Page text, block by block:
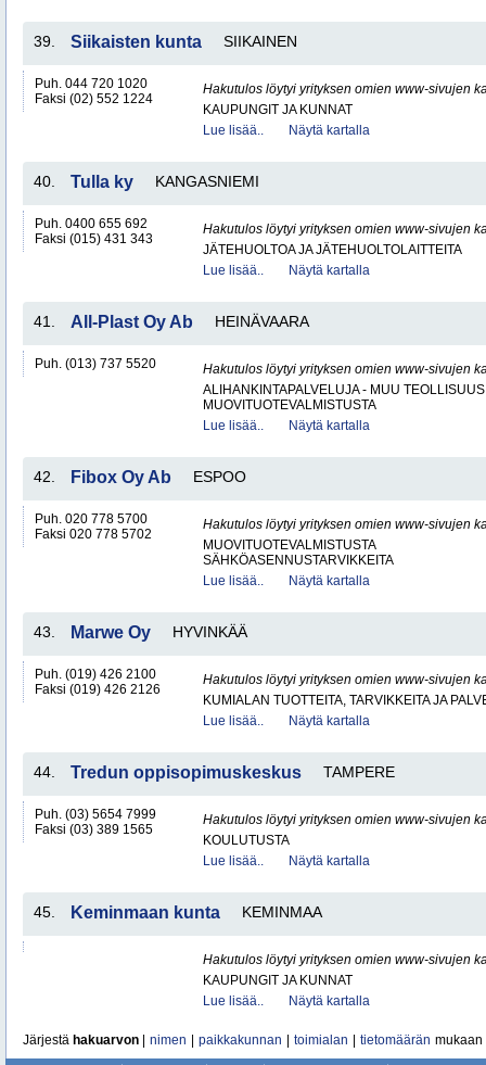
39. Siikaisten kunta SIIKAINEN
Puh. 044 720 1020
Faksi (02) 552 1224
Hakutulos löytyi yrityksen omien www-sivujen
KAUPUNGIT JA KUNNAT
Lue lisää..
Näytä kartalla
40. Tulla ky KANGASNIEMI
Puh. 0400 655 692
Faksi (015) 431 343
Hakutulos löytyi yrityksen omien www-sivujen
JÄTEHUOLTOA JA JÄTEHUOLTOLAITTEITA
Lue lisää..
Näytä kartalla
41. All-Plast Oy Ab HEINÄVAARA
Puh. (013) 737 5520
Hakutulos löytyi yrityksen omien www-sivujen
ALIHANKINTAPALVELUJA - MUU TEOLLISUUS
MUOVITUOTEVALMISTUSTA
Lue lisää..
Näytä kartalla
42. Fibox Oy Ab ESPOO
Puh. 020 778 5700
Faksi 020 778 5702
Hakutulos löytyi yrityksen omien www-sivujen
MUOVITUOTEVALMISTUSTA
SÄHKÖASENNUSTARVIKKEITA
Lue lisää..
Näytä kartalla
43. Marwe Oy HYVINKÄÄ
Puh. (019) 426 2100
Faksi (019) 426 2126
Hakutulos löytyi yrityksen omien www-sivujen
KUMIALAN TUOTTEITA, TARVIKKEITA JA
Lue lisää..
Näytä kartalla
44. Tredun oppisopimuskeskus TAMPERE
Puh. (03) 5654 7999
Faksi (03) 389 1565
Hakutulos löytyi yrityksen omien www-sivujen
KOULUTUSTA
Lue lisää..
Näytä kartalla
45. Keminmaan kunta KEMINMAA
Hakutulos löytyi yrityksen omien www-sivujen
KAUPUNGIT JA KUNNAT
Lue lisää..
Näytä kartalla
Järjestä hakuarvon nimen paikkakunnan toimialan tietomäärän mukaan